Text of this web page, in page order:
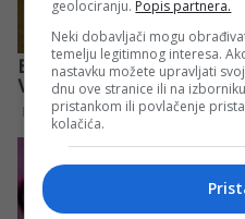
geolociranju. Popis partnera.
Neki dobavljači mogu
temelju legitimnog interesa.
nastavku možete upravljati
dnu ove stranice ili na
pristankom ili povlačenje
kolačića.